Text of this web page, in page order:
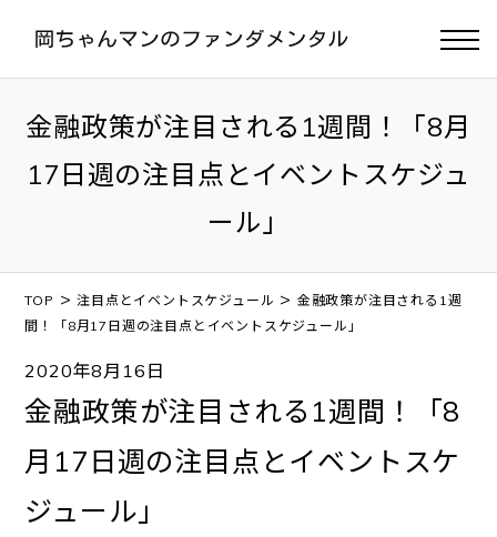
金融政策が注目される1週間！「8月
17日週の注目点とイベントスケジュ
ール」
TOP >注目点とイベントスケジュール > 金融政策が注目される1週
間！「8月17日週の注目点とイベントスケジュール」
2020年8月16日
金融政策が注目される1週間！「8
月17日週の注目点とイベントスケ
ジュール」